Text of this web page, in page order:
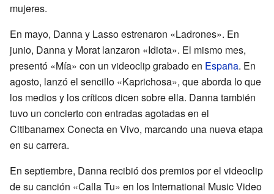
mujeres.
En mayo, Danna y Lasso estrenaron «Ladrones». En
junio, Danna y Morat lanzaron «Idiota». El mismo mes,
presentó «Mía» con un videoclip grabado en España. En
agosto, lanzó el sencillo «Kaprichosa», que aborda lo que
los medios y los críticos dicen sobre ella. Danna también
tuvo un concierto con entradas agotadas en el
Citibanamex Conecta en Vivo, marcando una nueva etapa
en su carrera.
En septiembre, Danna recibió dos premios por el videoclip
de su canción «Calla Tu» en los International Music Video